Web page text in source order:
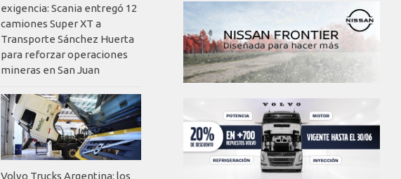
exigencia: Scania entregó 12
camiones Super XT a
Transporte Sánchez Huerta
para reforzar operaciones
mineras en San Juan
Volvo Trucks Argentina: los